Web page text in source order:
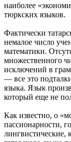
наиболее
тюркских языков.
Фактически
немалое число
математики.
множественного
исключений в
— все это
языка. Язык
который еще не
Как известно, о
пассионарности,